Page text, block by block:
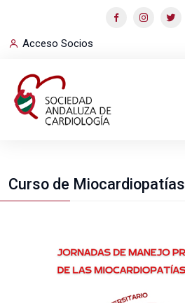
Acceso Socios
Curso de Miocardiopatías